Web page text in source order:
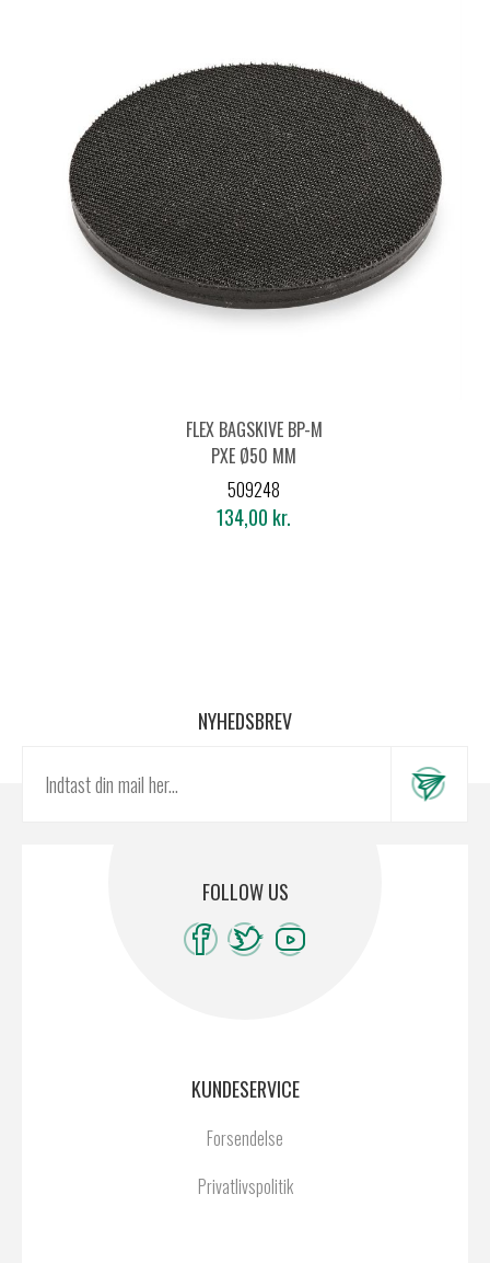
FLEX BAGSKIVE BP-M
PXE Ø50 MM
509248
134,00 kr.
NYHEDSBREV
FOLLOW US
KUNDESERVICE
Forsendelse
Privatlivspolitik